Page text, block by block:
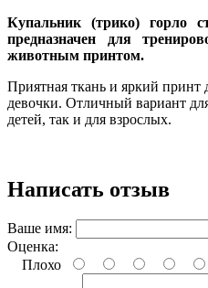
Купальник (трико) горло
предназначен для
животным принтом.
Приятная ткань и яркий принт
девочки. Отличный вариант
детей, так и для взрослых.
Написать отзыв
Ваше имя:
Оценка:
Плохо